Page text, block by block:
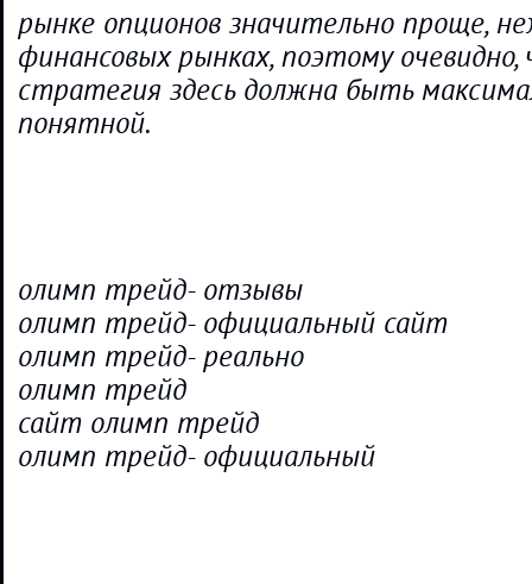
рынке опционов значительно проще,
финансовых рынках, поэтому
стратегия здесь должна быть
понятной.
олимп трейд- отзывы
олимп трейд- официальный сайт
олимп трейд- реально
олимп трейд
сайт олимп трейд
олимп трейд- официальный